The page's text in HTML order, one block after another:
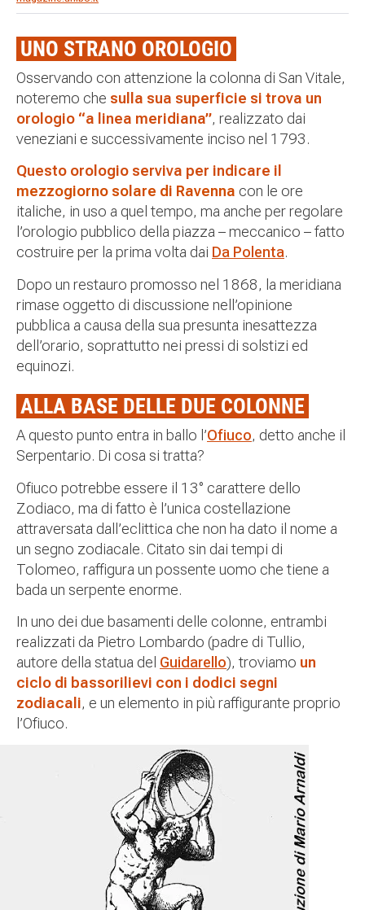
UNO STRANO OROLOGIO
Osservando con attenzione la colonna di San Vitale,
noteremo che sulla sua superficie si trova un
orologio “a linea meridiana”, realizzato dai
veneziani e successivamente inciso nel 1793.
Questo orologio serviva per indicare il
mezzogiorno solare di Ravenna con le ore
italiche, in uso a quel tempo, ma anche per regolare
l’orologio pubblico della piazza – meccanico – fatto
costruire per la prima volta dai Da Polenta.
Dopo un restauro promosso nel 1868, la meridiana
rimase oggetto di discussione nell’opinione
pubblica a causa della sua presunta inesattezza
dell’orario, soprattutto nei pressi di solstizi ed
equinozi.
ALLA BASE DELLE DUE COLONNE
A questo punto entra in ballo l’Ofiuco, detto anche il
Serpentario. Di cosa si tratta?
Ofiuco potrebbe essere il 13° carattere dello
Zodiaco, ma di fatto è l’unica costellazione
attraversata dall’eclittica che non ha dato il nome a
un segno zodiacale. Citato sin dai tempi di
Tolomeo, raffigura un possente uomo che tiene a
bada un serpente enorme.
In uno dei due basamenti delle colonne, entrambi
realizzati da Pietro Lombardo (padre di Tullio,
autore della statua del Guidarello), troviamo un
ciclo di bassorilievi con i dodici segni
zodiacali, e un elemento in più raffigurante proprio
l’Ofiuco.